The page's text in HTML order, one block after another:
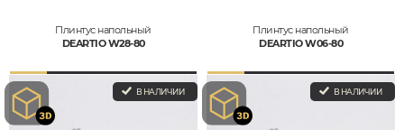
Плинтус напольный
DEARTIO W28-80
В НАЛИЧИИ
Плинтус напольный
DEARTIO W06-80
В НАЛИЧИИ